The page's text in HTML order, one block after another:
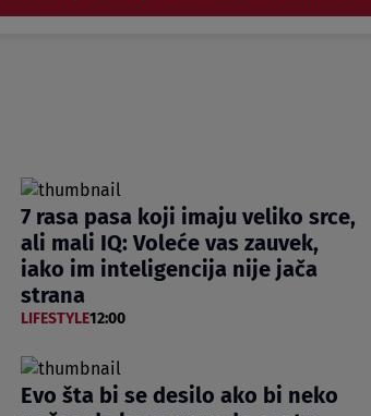
7 rasa pasa koji imaju veliko srce,
ali mali IQ: Voleće vas zauvek,
iako im inteligencija nije jača
strana
LIFESTYLE12:00
Evo šta bi se desilo ako bi neko